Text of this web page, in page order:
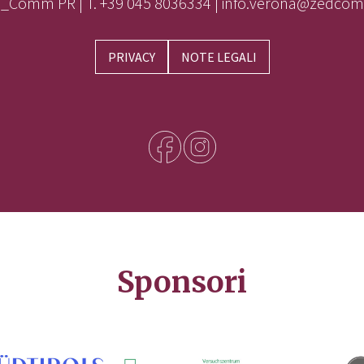
PRIVACY NOTE LEGALI
Sponsori